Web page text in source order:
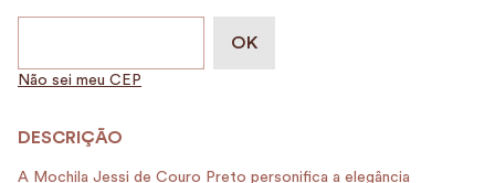
Não sei meu CEP
A Mochila Jessi de Couro Preto personifica a elegância